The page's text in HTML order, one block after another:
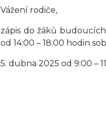
Vážení rodiče,
zápis do žáků
od 14:00 – 18:00 hodin
5. dubna 2025 od 9:00 –